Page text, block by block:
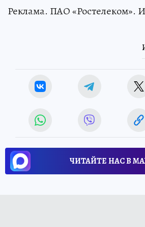
Реклама. ПАО «Ростелеком».
ЧИТАЙТЕ НАС В